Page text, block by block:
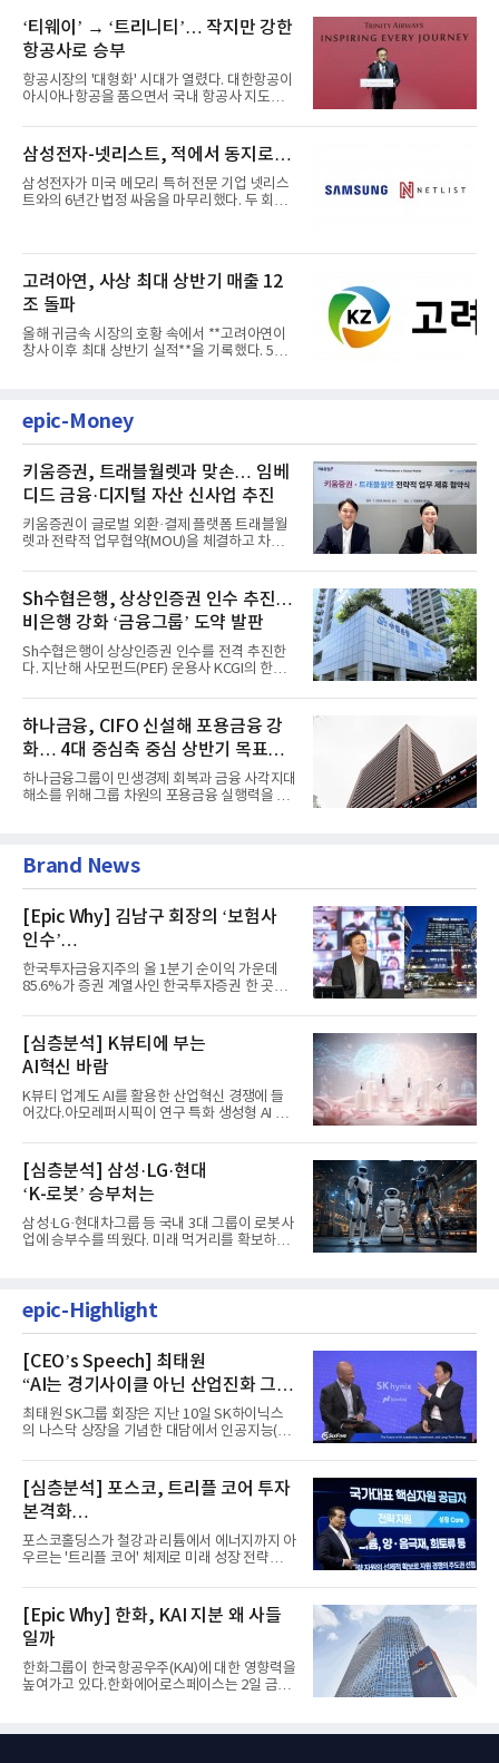
‘티웨이’ → ‘트리니티’… 작지만 강한
항공사로 승부
항공시장의 '대형화' 시대가 열렸다. 대한항공이
아시아나항공을 품으면서 국내 항공사 지도가
삼성전자-넷리스트, 적에서 동지로…
삼성전자가 미국 메모리 특허 전문 기업 넷리스
트와의 6년간 법정 싸움을 마무리했다. 두 회사
고려아연, 사상 최대 상반기 매출 12
조 돌파
올해 귀금속 시장의 호황 속에서 **고려아연이
창사 이후 최대 상반기 실적**을 기록했다. 5일
epic-Money
키움증권, 트래블월렛과 맞손… 임베
디드 금융·디지털 자산 신사업 추진
키움증권이 글로벌 외환·결제 플랫폼 트래블월
렛과 전략적 업무협약(MOU)을 체결하고 차세
Sh수협은행, 상상인증권 인수 추진…
비은행 강화 ‘금융그룹’ 도약 발판
Sh수협은행이 상상인증권 인수를 전격 추진한
다. 지난해 사모펀드(PEF) 운용사 KCGI의 한양
하나금융, CIFO 신설해 포용금융 강
화… 4대 중심축 중심 상반기 목표
60% 달성
하나금융그룹이 민생경제 회복과 금융 사각지대
해소를 위해 그룹 차원의 포용금융 실행력을 대
Brand News
[Epic Why] 김남구 회장의 ‘보험사
인수’
발걸음이 신중해진 배경은?
한국투자금융지주의 올 1분기 순이익 가운데
85.6%가 증권 계열사인 한국투자증권 한 곳에
[심층분석] K뷰티에 부는
AI혁신 바람
K뷰티 업계도 AI를 활용한 산업혁신 경쟁에 들
어갔다.아모레퍼시픽이 연구 특화 생성형 AI 플
[심층분석] 삼성·LG·현대
‘K-로봇’ 승부처는
삼성·LG·현대차그룹 등 국내 3대 그룹이 로봇사
업에 승부수를 띄웠다. 미래 먹거리를 확보하기
epic-Highlight
[CEO’s Speech] 최태원
“AI는 경기사이클 아닌 산업진화 그
자체”
최태원 SK그룹 회장은 지난 10일 SK하이닉스
의 나스닥 상장을 기념한 대담에서 인공지능(AI)
[심층분석] 포스코, 트리플 코어 투자
본격화
16조7천억원 투자 재원 마련 전략은?
포스코홀딩스가 철강과 리튬에서 에너지까지 아
우르는 '트리플 코어' 체제로 미래 성장 전략을
[Epic Why] 한화, KAI 지분 왜 사들
일까
한화그룹이 한국항공우주(KAI)에 대한 영향력을
높여가고 있다.한화에어로스페이스는 2일 금융